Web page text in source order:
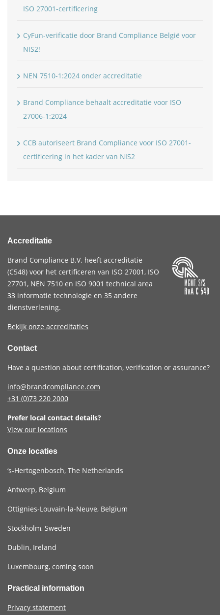
ISO 27001-certificering
CyFun-verificatie door Brand Compliance België voor
NIS2!
NEN 7510-1:2024 onder accreditatie
Brand Compliance behaalt accreditatie voor ISO
27006-1:2024
CCB autoriseert Brand Compliance voor ISO 27001-
certificering in het kader van NIS2
Accreditatie
Brand Compliance B.V. heeft accreditatie
(C548) voor het certificeren van ISO 27001 , ISO
27701 , NEN 7510 en ISO 9001 technical area
33 informatie technologie en 35 andere
dienstverlening.
Bekijk onze accreditaties
Contact
Have a question about certification, verification or assurance?
info@brandcompliance.com
+31 (0)73 220 2000
Prefer local contact details?
View our locations
Onze locaties
‘s-Hertogenbosch, The Netherlands
Antwerp, Belgium
Ottignies-Louvain-la-Neuve, Belgium
Stockholm, Sweden
Dublin, Ireland
Luxembourg, coming soon
Practical information
Privacy statement